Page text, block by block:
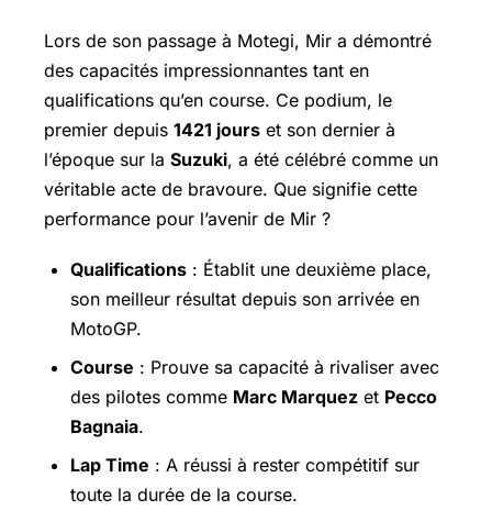
Lors de son passage à Motegi, Mir a démontré
des capacités impressionnantes tant en
qualifications qu’en course. Ce podium, le
premier depuis 1421 jours et son dernier à
l’époque sur la Suzuki, a été célébré comme un
véritable acte de bravoure. Que signifie cette
performance pour l’avenir de Mir ?
Qualifications : Établit une deuxième place,
son meilleur résultat depuis son arrivée en
MotoGP.
Course : Prouve sa capacité à rivaliser avec
des pilotes comme Marc Marquez et Pecco
Bagnaia.
Lap Time : A réussi à rester compétitif sur
toute la durée de la course.